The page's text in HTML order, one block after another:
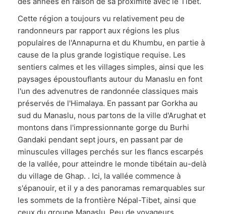
Cette région a toujours vu relativement peu de
randonneurs par rapport aux régions les plus
populaires de l'Annapurna et du Khumbu, en partie à
cause de la plus grande logistique requise. Les
sentiers calmes et les villages simples, ainsi que les
paysages époustouflants autour du Manaslu en font
l'un des advenutres de randonnée classiques mais
préservés de l'Himalaya. En passant par Gorkha au
sud du Manaslu, nous partons de la ville d'Arughat et
montons dans l'impressionnante gorge du Burhi
Gandaki pendant sept jours, en passant par de
minuscules villages perchés sur les flancs escarpés
de la vallée, pour atteindre le monde tibétain au-delà
du village de Ghap. . Ici, la vallée commence à
s'épanouir, et il y a des panoramas remarquables sur
les sommets de la frontière Népal-Tibet, ainsi que